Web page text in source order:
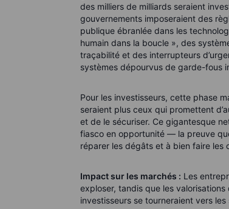
des milliers de milliards seraient
gouvernements imposeraient des
publique ébranlée dans les
humain dans la boucle », des
traçabilité et des interrupteurs
systèmes dépourvus de garde-fous
Pour les investisseurs, cette phase
seraient plus ceux qui promettent
et de le sécuriser. Ce gigantesque
fiasco en opportunité — la preuve
réparer les dégâts et à bien faire les
Impact sur les marchés : Les
exploser, tandis que les
investisseurs se tourneraient vers